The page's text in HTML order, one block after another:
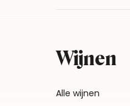
Wijnen
Alle wijnen